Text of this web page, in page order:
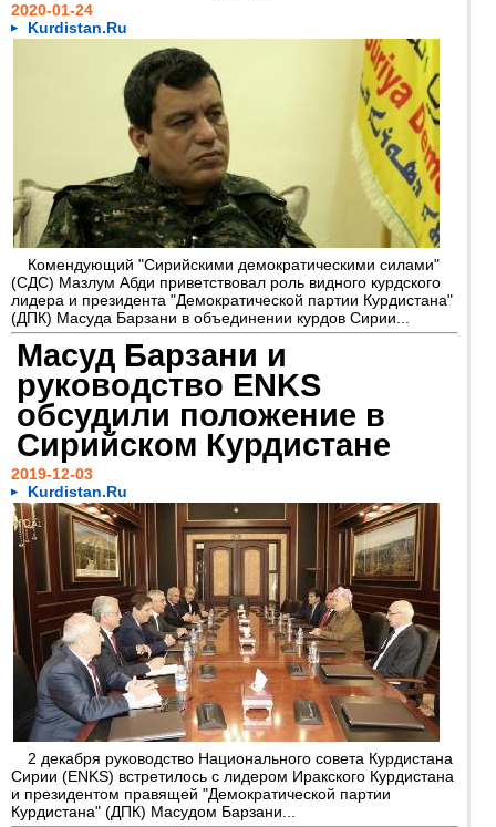
2020-01-24
Kurdistan.Ru
Комендующий "Сирийскими демократическими силами"
(СДС) Мазлум Абди приветствовал роль видного курдского
лидера и президента "Демократической партии Курдистана"
(ДПК) Масуда Барзани в объединении курдов Сирии...
Масуд Барзани и
руководство ENKS
обсудили положение в
Сирийском Курдистане
2019-12-03
Kurdistan.Ru
2 декабря руководство Национального совета Курдистана
Сирии (ENKS) встретилось с лидером Иракского Курдистана
и президентом правящей "Демократической партии
Курдистана" (ДПК) Масудом Барзани...